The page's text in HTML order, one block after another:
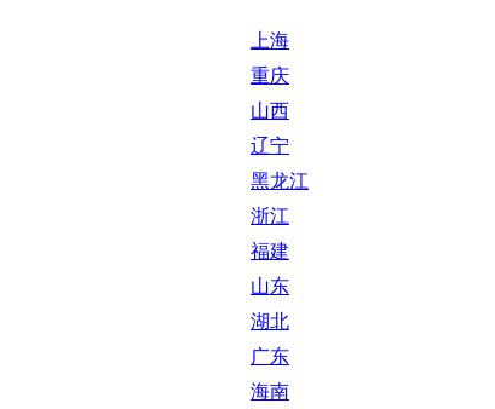
上海
重庆
山西
辽宁
黑龙江
浙江
福建
山东
湖北
广东
海南